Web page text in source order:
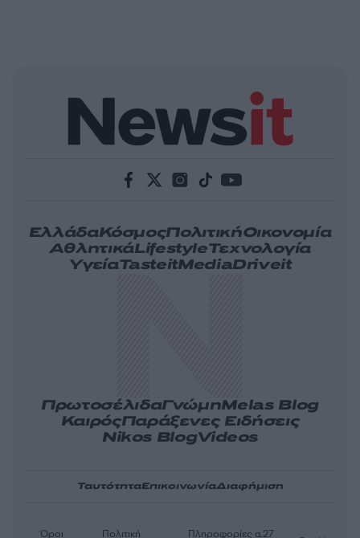
ΕλλάδαΚόσμοςΠολιτικήΟικονομία
ΑθλητικάLifestyleΤεχνολογία
ΥγείαTasteitMediaDriveit
ΠρωτοσέλιδαΓνώμηMelas Blog
ΚαιρόςΠαράξενες Ειδήσεις
Nikos BlogVideos
ΤαυτότηταΕπικοινωνίαΔιαφήμιση
Όροι Πολιτική Πληροφορίες α.27